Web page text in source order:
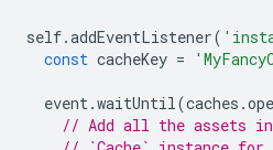
self.addEventListener(
const cacheKey =
event.waitUntil(caches .
// Add all the assets in